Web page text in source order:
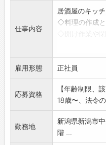
仕事内容
居酒屋のキッ
◇料理の作成
◇発注業務や
◇スタッフの
◇基礎的な衛生
◇新メニュー
◇新店立ち上げ
など、適正に
※変更範囲:ホ
雇用形態 正社員
応募資格
【年齢制限、
18歳〜、法令
勤務地
新潟県新潟市
階 ...